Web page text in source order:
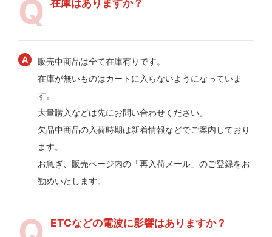
在庫はありますか？
販売中商品は全て在庫有りです。
在庫が無いものはカートに入らないようになっていま
す。
大量購入などは先にお問い合わせください。
欠品中商品の入荷時期は新着情報などでご案内しており
ます。
お急ぎ、販売ページ内の「再入荷メール」のご登録をお
勧めいたします。
ETCなどの電波に影響はありますか？